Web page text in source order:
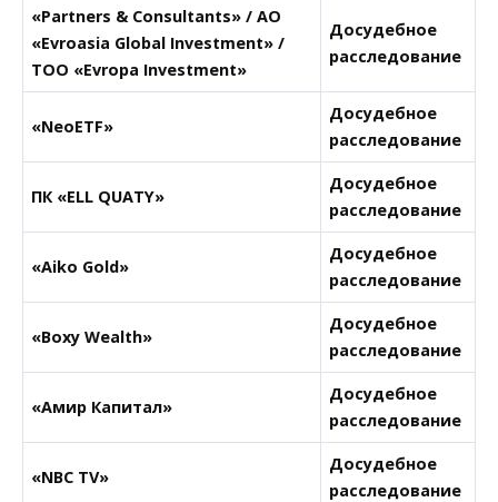
«Partners & Consultants» / АО
«Evroasia Global Investment» /
ТОО «Evropa Investment»
Досудебное
расследование
«NeoETF»
Досудебное
расследование
ПК «ELL QUATY»
Досудебное
расследование
«Aiko Gold»
Досудебное
расследование
«Boxy Wealth»
Досудебное
расследование
«Амир Капитал»
Досудебное
расследование
«NBC TV»
Досудебное
расследование